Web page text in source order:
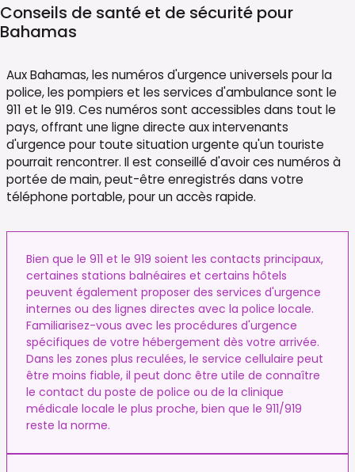
Conseils de santé et de sécurité pour
Bahamas
Aux Bahamas, les numéros d'urgence universels pour la
police, les pompiers et les services d'ambulance sont le
911 et le 919. Ces numéros sont accessibles dans tout le
pays, offrant une ligne directe aux intervenants
d'urgence pour toute situation urgente qu'un touriste
pourrait rencontrer. Il est conseillé d'avoir ces numéros à
portée de main, peut-être enregistrés dans votre
téléphone portable, pour un accès rapide.
Bien que le 911 et le 919 soient les contacts principaux,
certaines stations balnéaires et certains hôtels
peuvent également proposer des services d'urgence
internes ou des lignes directes avec la police locale.
Familiarisez-vous avec les procédures d'urgence
spécifiques de votre hébergement dès votre arrivée.
Dans les zones plus reculées, le service cellulaire peut
être moins fiable, il peut donc être utile de connaître
le contact du poste de police ou de la clinique
médicale locale le plus proche, bien que le 911/919
reste la norme.